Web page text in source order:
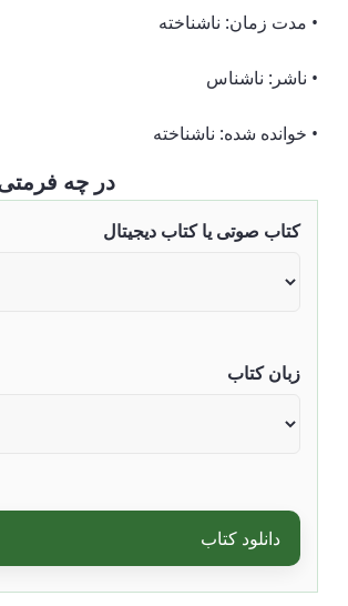
• مدت زمان: ناشناخته
• ناشر: ناشناس
• خوانده شده: ناشناخته
در چه
کتاب صوتی یا کتاب دیجیتال
زبان کتاب
دانلود کتاب